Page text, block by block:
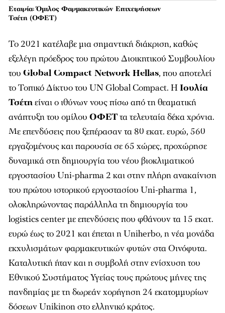
Εταιρία: Όμιλος Φαρμακευτικών Επιχειρήσεων
Τσέτη (ΟΦΕΤ)
Το 2021 κατέλαβε μια σημαντική διάκριση, καθώς
εξελέγη πρόεδρος του πρώτου Διοικητικού Συμβουλίου
του Global Compact Network Hellas, που αποτελεί
το Τοπικό Δίκτυο του UN Global Compact. Η Ιουλία
Τσέτηείναι ο ιθύνων νους πίσω από τη θεαματική
ανάπτυξη του ομίλου ΟΦΕΤτα τελευταία δέκα χρόνια.
Με επενδύσεις που ξεπέρασαν τα 80 εκατ. ευρώ, 560
εργαζομένους και παρουσία σε 65 χώρες, προχώρησε
δυναμικά στη δημιουργία του νέου βιοκλιματικού
εργοστασίου Uni-pharma 2 και στην πλήρη ανακαίνιση
του πρώτου ιστορικού εργοστασίου Uni-pharma 1,
ολοκληρώνοντας παράλληλα τη δημιουργία του
logistics center με επενδύσεις που φθάνουν τα 15 εκατ.
ευρώ έως το 2021 και έπεται η Uniherbo, η νέα μονάδα
εκχυλισμάτων φαρμακευτικών φυτών στα Οινόφυτα.
Καταλυτική ήταν και η συμβολή στην ενίσχυση του
Εθνικού Συστήματος Υγείας τους πρώτους μήνες της
πανδημίας με τη δωρεάν χορήγηση 24 εκατομμυρίων
δόσεων Unikinon στο ελληνικό κράτος.